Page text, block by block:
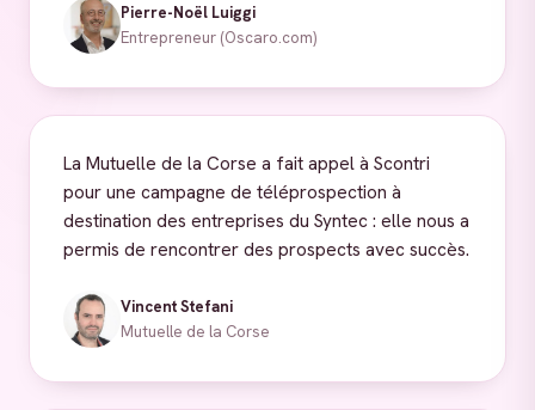
Pierre-Noël Luiggi
Entrepreneur (Oscaro.com)
La Mutuelle de la Corse a fait appel à Scontri
pour une campagne de téléprospection à
destination des entreprises du Syntec : elle nous a
permis de rencontrer des prospects avec succès.
Vincent Stefani
Mutuelle de la Corse